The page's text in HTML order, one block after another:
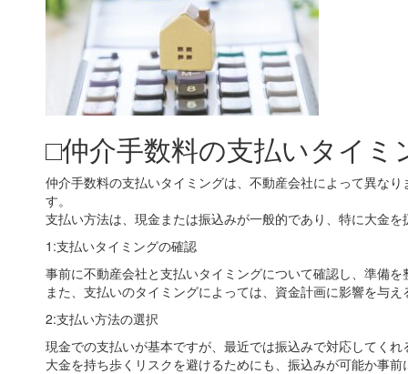
□仲介手数料の支払いタイミ
仲介手数料の支払いタイミングは、不動産会社によって異な
す。
支払い方法は、現金または振込みが一般的であり、特に大金
1:支払いタイミングの確認
事前に不動産会社と支払いタイミングについて確認し、準備
また、支払いのタイミングによっては、資金計画に影響を与
2:支払い方法の選択
現金での支払いが基本ですが、最近では振込みで対応してく
大金を持ち歩くリスクを避けるためにも、振込みが可能か事